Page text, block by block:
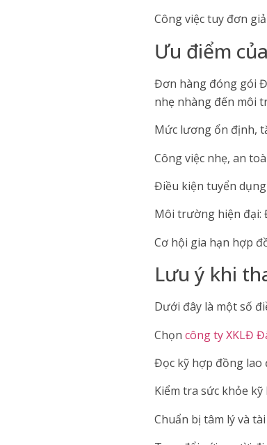
Công việc tuy đơn
Ưu điểm
Đơn hàng đóng gói
nhẹ nhàng đến môi
Mức lương ổn định,
Công việc nhẹ, an
Điều kiện tuyển
Môi trường hiện đại:
Cơ hội gia hạn hợp
Lưu ý khi
Dưới đây là một số
Chọn công ty XKLĐ
Đọc kỹ hợp đồng lao
Kiểm tra sức khỏe
Chuẩn bị tâm lý và